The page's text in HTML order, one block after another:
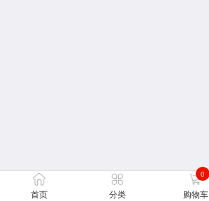
首页 分类
0
购物车